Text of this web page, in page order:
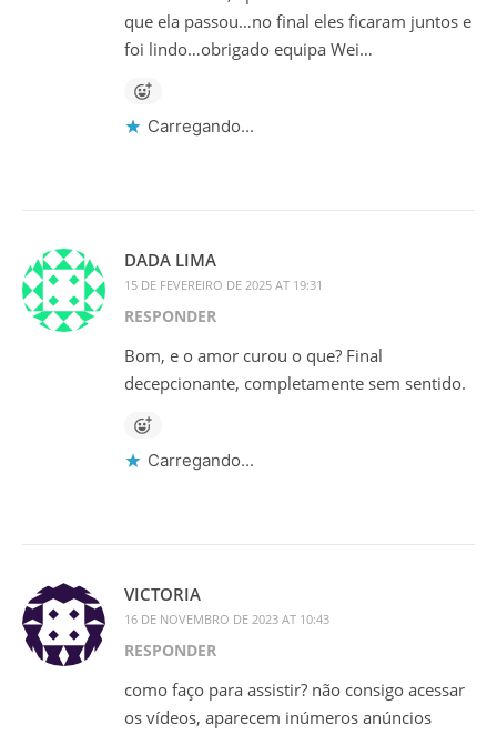
que ela passou…no final eles ficaram juntos e
foi lindo…obrigado equipa Wei…
Carregando...
DADA LIMA
15 DE FEVEREIRO DE 2025 AT 19:31
RESPONDER
Bom, e o amor curou o que? Final
decepcionante, completamente sem sentido.
Carregando...
VICTORIA
16 DE NOVEMBRO DE 2023 AT 10:43
RESPONDER
como faço para assistir? não consigo acessar
os vídeos, aparecem inúmeros anúncios